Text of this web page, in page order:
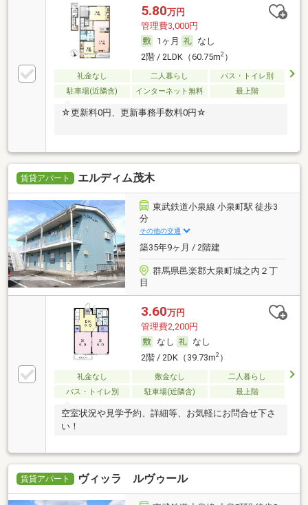
5.80万円
管理費3,000円
1ヶ月
なし
2階 / 2LDK（60.75m2）
礼金なし 二人暮らし
バス・トイレ別
駐車場(近隣含)
インターネット無料 最上階
☆更新料0円、更新事務手数料0円☆
賃貸アパート エルディム茂木
東武鉄道小泉線 小泉町駅 徒歩3
分
その他の交通
築35年9ヶ月 / 2階建
群馬県邑楽郡大泉町城之内２丁
目
3.60万円
管理費2,200円
なし
なし
2階 / 2DK（39.73m2）
礼金なし 敷金なし
二人暮らし
バス・トイレ別
駐車場(近隣含) 最上階
空室状況や見学予約、詳細等、お気軽にお問合せ下さ
い！
賃貸アパート ヴィッラ ルヴゥール